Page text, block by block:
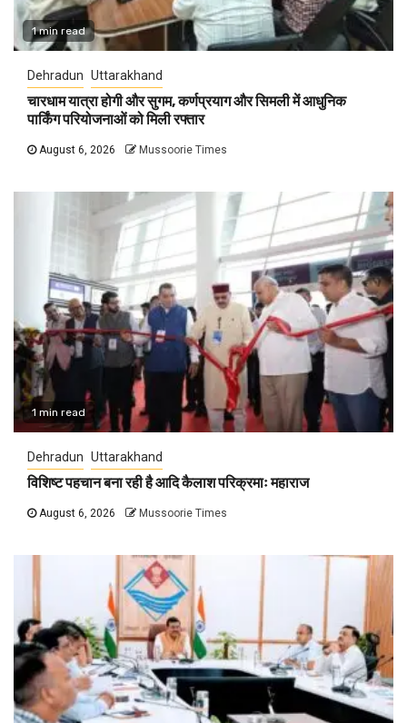
1 min read
Dehradun Uttarakhand
चारधाम यात्रा होगी और सुगम, कर्णप्रयाग और सिमली में आधुनिक
पार्किंग परियोजनाओं को मिली रफ्तार
August 6, 2026 Mussoorie Times
1 min read
Dehradun Uttarakhand
विशिष्ट पहचान बना रही है आदि कैलाश परिक्रमाः महाराज
August 6, 2026 Mussoorie Times